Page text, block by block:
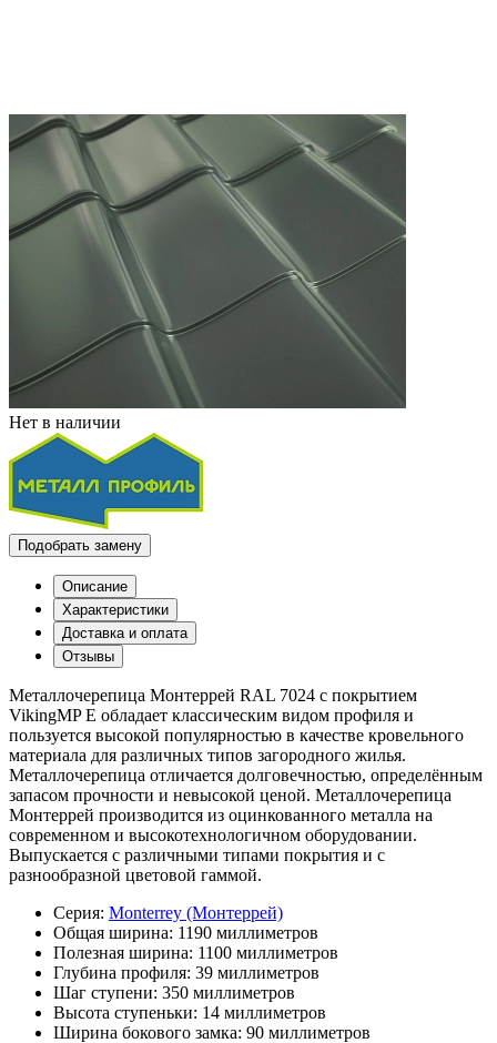
Нет в наличии
Подобрать замену
Описание
Характеристики
Доставка и оплата
Отзывы
Металлочерепица Монтеррей RAL 7024 с покрытием
VikingMP E обладает классическим видом профиля и
пользуется высокой популярностью в качестве кровельного
материала для различных типов загородного жилья.
Металлочерепица отличается долговечностью, определённым
запасом прочности и невысокой ценой. Металлочерепица
Монтеррей производится из оцинкованного металла на
современном и высокотехнологичном оборудовании.
Выпускается с различными типами покрытия и с
разнообразной цветовой гаммой.
Серия: Monterrey (Монтеррей)
Общая ширина: 1190 миллиметров
Полезная ширина: 1100 миллиметров
Глубина профиля: 39 миллиметров
Шаг ступени: 350 миллиметров
Высота ступеньки: 14 миллиметров
Ширина бокового замка: 90 миллиметров